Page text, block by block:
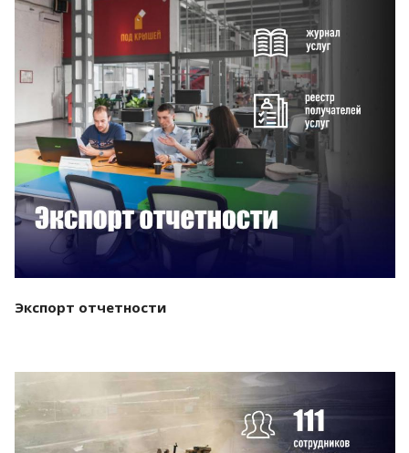
Смотреть проект
Экспорт отчетности